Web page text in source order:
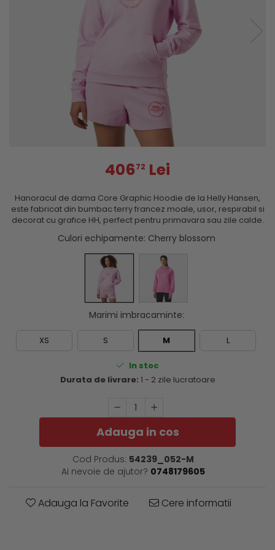
40672 Lei
Hanoracul de dama Core Graphic Hoodie de la Helly Hansen,
este fabricat din bumbac terry francez moale, usor, respirabil si
decorat cu grafice HH, perfect pentru primavara sau zile calde.
Culori echipamente: Cherry blossom
Marimi imbracaminte:
XS S M L
In stoc
Durata de livrare: 1 - 2 zile lucratoare
Adauga in cos
Cod Produs: 54239_052-M
Ai nevoie de ajutor? 0748179605
Adauga la Favorite Cere informatii